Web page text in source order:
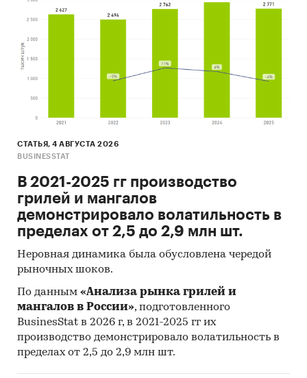
СТАТЬЯ, 4 АВГУСТА 2026
BUSINESSTAT
В 2021-2025 гг производство
грилей и мангалов
демонстрировало волатильность в
пределах от 2,5 до 2,9 млн шт.
Неровная динамика была обусловлена чередой
рыночных шоков.
По данным «Анализа рынка грилей и
мангалов в России», подготовленного
BusinesStat в 2026 г, в 2021-2025 гг их
производство демонстрировало волатильность в
пределах от 2,5 до 2,9 млн шт.